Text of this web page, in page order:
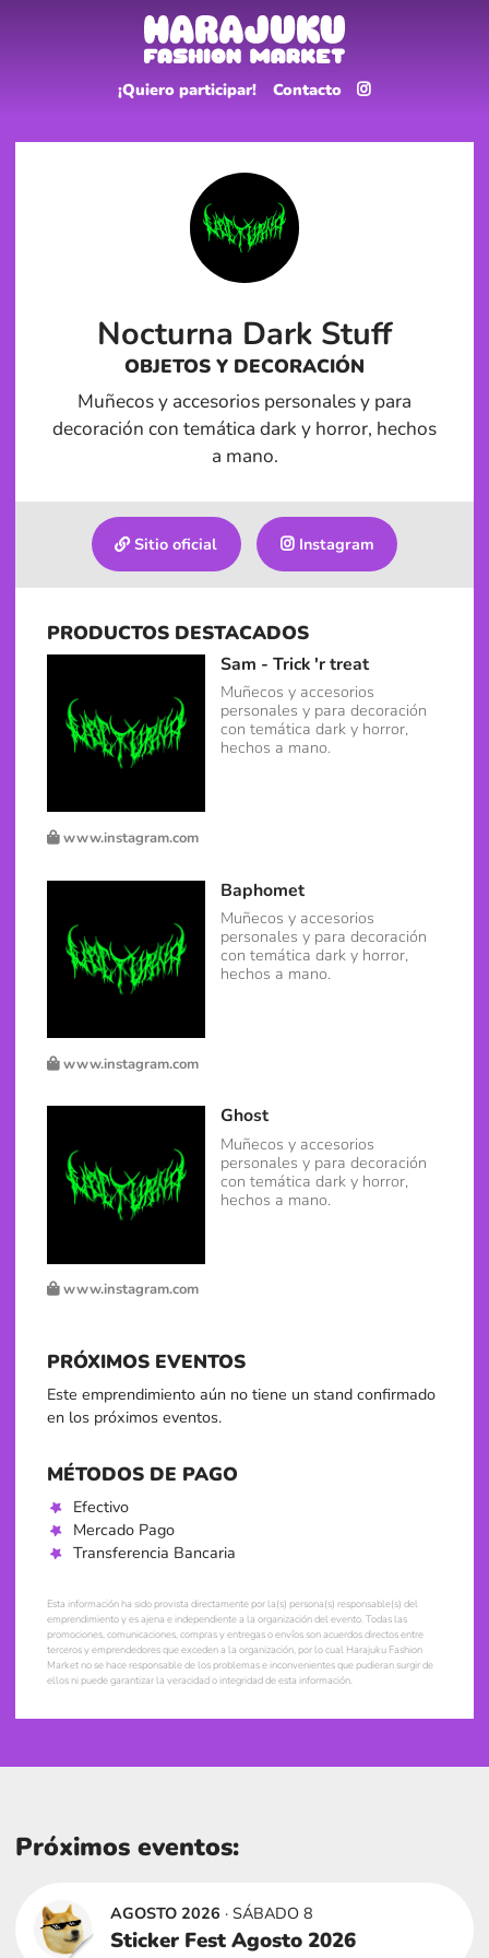
¡Quiero participar! Contacto
Nocturna Dark Stuff
OBJETOS Y DECORACIÓN
Muñecos y accesorios personales y para
decoración con temática dark y horror, hechos
a mano.
Sitio oficial Instagram
PRODUCTOS DESTACADOS
Sam - Trick 'r treat
Muñecos y accesorios
personales y para decoración
con temática dark y horror,
hechos a mano.
www.instagram.com
Baphomet
Muñecos y accesorios
personales y para decoración
con temática dark y horror,
hechos a mano.
www.instagram.com
Ghost
Muñecos y accesorios
personales y para decoración
con temática dark y horror,
hechos a mano.
www.instagram.com
PRÓXIMOS EVENTOS
Este emprendimiento aún no tiene un stand confirmado
en los próximos eventos.
MÉTODOS DE PAGO
Efectivo
Mercado Pago
Transferencia Bancaria
Esta información ha sido provista directamente por la(s) persona(s) responsable(s) del
emprendimiento y es ajena e independiente a la organización del evento. Todas las
promociones, comunicaciones, compras y entregas o envíos son acuerdos directos entre
terceros y emprendedores que exceden a la organización, por lo cual Harajuku Fashion
Market no se hace responsable de los problemas e inconvenientes que pudieran surgir de
ellos ni puede garantizar la veracidad o integridad de esta información.
Próximos eventos:
AGOSTO 2026 · SÁBADO 8
Sticker Fest Agosto 2026